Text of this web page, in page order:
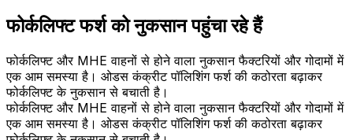
फोर्कलिफ्ट फर्श को नुकसान पहुंचा रहे हैं
फोर्कलिफ्ट और MHE वाहनों से होने वाला नुकसान फैक्टरियों और गोदामों में
एक आम समस्या है। ओडस कंक्रीट पॉलिशिंग फर्श की कठोरता बढ़ाकर
फोर्कलिफ्ट के नुकसान से बचाती है।
फोर्कलिफ्ट और MHE वाहनों से होने वाला नुकसान फैक्टरियों और गोदामों में
एक आम समस्या है। ओडस कंक्रीट पॉलिशिंग फर्श की कठोरता बढ़ाकर